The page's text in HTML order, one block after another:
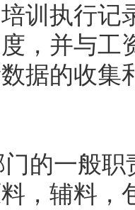
训执行记
，并与工
据的收集
的一般职
，辅料，